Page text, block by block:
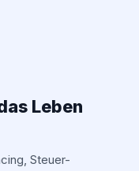
Leben
Steuer-